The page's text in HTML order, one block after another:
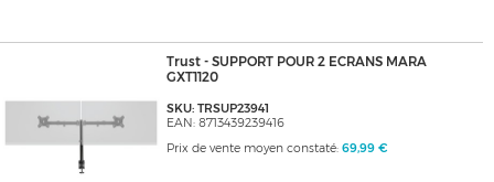
Trust - SUPPORT POUR 2 ECRANS MARA
GXT1120
SKU: TRSUP23941
EAN: 8713439239416
Prix de vente moyen constaté: 69,99 €